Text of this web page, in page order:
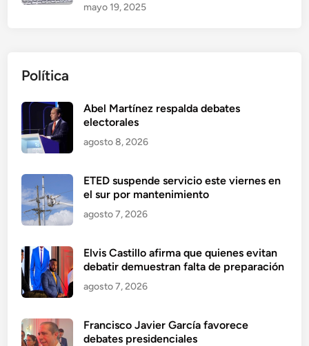
mayo 19, 2025
Política
Abel Martínez respalda debates
electorales
agosto 8, 2026
ETED suspende servicio este viernes en
el sur por mantenimiento
agosto 7, 2026
Elvis Castillo afirma que quienes evitan
debatir demuestran falta de preparación
agosto 7, 2026
Francisco Javier García favorece
debates presidenciales